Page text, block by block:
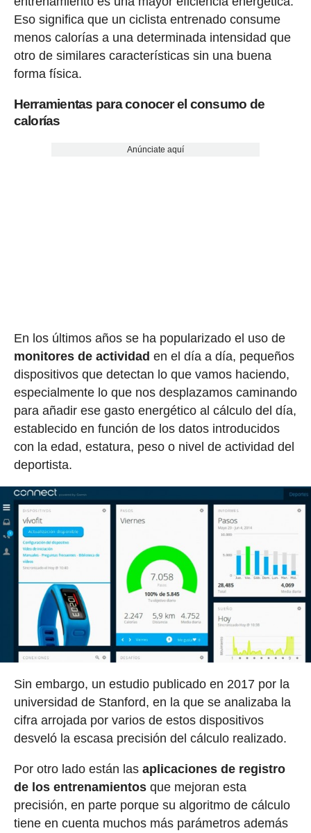
Eso significa que un ciclista entrenado consume
menos calorías a una determinada intensidad que
otro de similares características sin una buena
forma física.
Herramientas para conocer el consumo de
calorías
Anúnciate aquí
En los últimos años se ha popularizado el uso de
monitores de actividad en el día a día, pequeños
dispositivos que detectan lo que vamos haciendo,
especialmente lo que nos desplazamos caminando
para añadir ese gasto energético al cálculo del día,
establecido en función de los datos introducidos
con la edad, estatura, peso o nivel de actividad del
deportista.
Sin embargo, un estudio publicado en 2017 por la
universidad de Stanford, en la que se analizaba la
cifra arrojada por varios de estos dispositivos
desveló la escasa precisión del cálculo realizado.
Por otro lado están las aplicaciones de registro
de los entrenamientosque mejoran esta
precisión, en parte porque su algoritmo de cálculo
tiene en cuenta muchos más parámetros además